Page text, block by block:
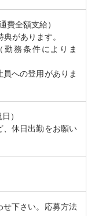
全額支給）
があります。
務条件によりま
への登用がありま
）
休日出勤をお願い
せ下さい。応募方法